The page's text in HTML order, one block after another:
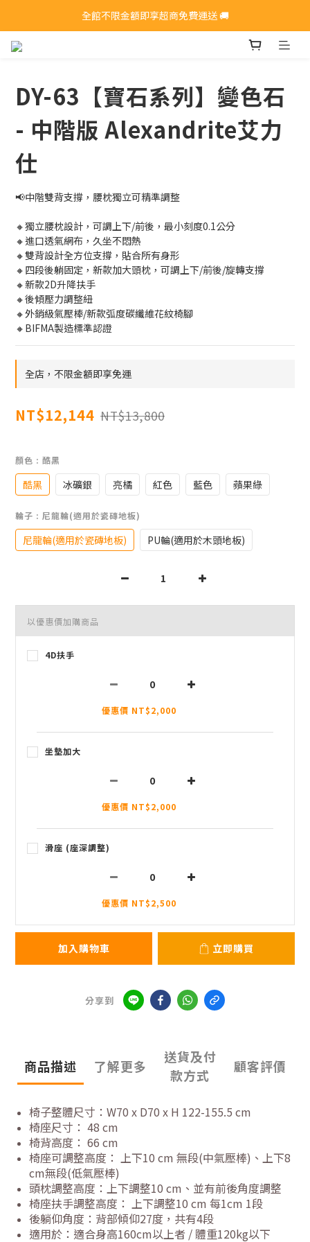
全館不限金額即享超商免費運送 🚚
全館不限金額即享超商免費運送 🚚
DY-63【寶石系列】變色石
- 中階版 Alexandrite艾力
仕
📢中階雙背支撐，腰枕獨立可精準調整
🔸獨立腰枕設計，可調上下/前後，最小刻度0.1公分
🔸進口透氣網布，久坐不悶熱
🔸雙背設計全方位支撐，貼合所有身形
🔸四段後躺固定，新款加大頭枕，可調上下/前後/旋轉支撐
🔸新款2D升降扶手
🔸後傾壓力調整紐
🔸外銷級氣壓棒/新款弧度碳纖維花紋椅腳
🔸BIFMA製造標準認證
全店，不限金額即享免運
NT$12,144 NT$13,800
顏色 : 酷黑
酷黑 冰礦銀 亮橘 紅色 藍色 蘋果綠
輪子 : 尼龍輪(適用於瓷磚地板)
尼龍輪(適用於瓷磚地板) PU輪(適用於木頭地板)
以優惠價加購商品
4D扶手
優惠價 NT$2,000
坐墊加大
優惠價 NT$2,000
滑座 (座深調整)
優惠價 NT$2,500
加入購物車 立即購買
分享到
商品描述 了解更多
送貨及付
款方式
顧客評價
椅子整體尺寸：W70 x D70 x H 122-155.5 cm
椅座尺寸： 48 cm
椅背高度： 66 cm
椅座可調整高度： 上下10 cm 無段(中氣壓棒)、上下8
cm無段(低氣壓棒)
頭枕調整高度：上下調整10 cm、並有前後角度調整
椅座扶手調整高度： 上下調整10 cm 每1cm 1段
後躺仰角度：背部傾仰27度，共有4段
適用於：適合身高160cm以上者 / 體重120kg以下